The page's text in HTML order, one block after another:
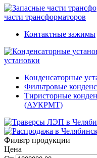
части трансформаторов
Контактные зажимы
установки
Конденсаторные
Фильтровые
Тиристорные
(АУКРМТ)
Фильтр продукции
Цена